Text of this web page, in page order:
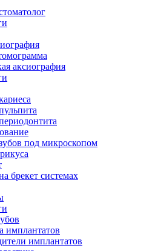
аксиография
под микроскопом
брекет системах
имплантатов
имплантатов